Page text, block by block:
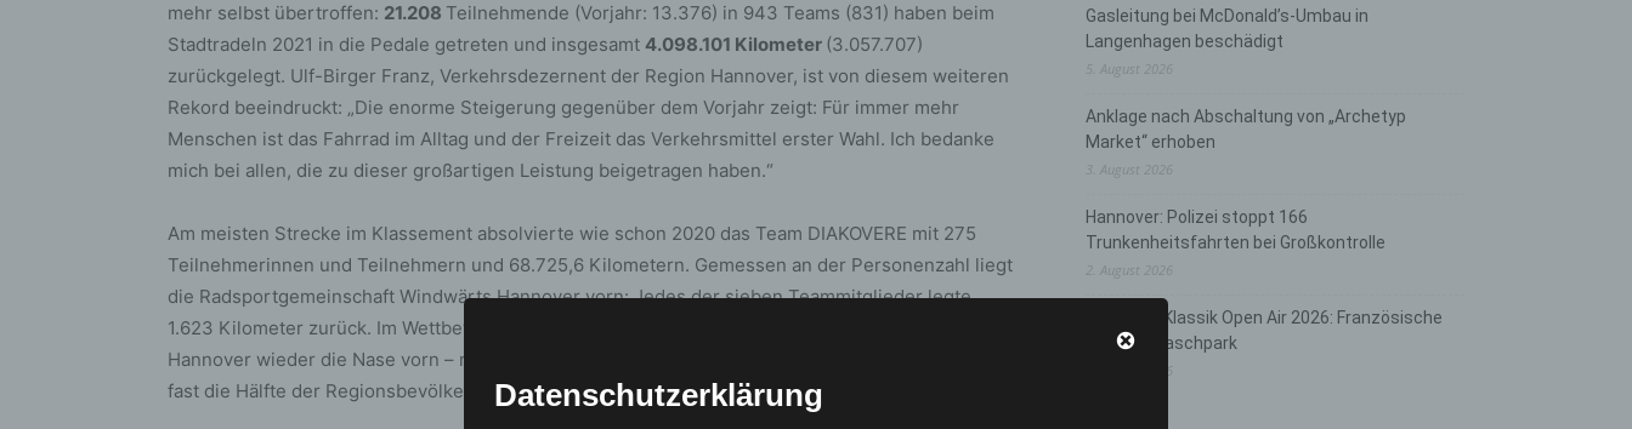
mehr selbst übertroffen: 21.208 Teilnehmende (Vorjahr: 13.376) in 943 Teams (831) haben beim
Stadtradeln 2021 in die Pedale getreten und insgesamt 4.098.101 Kilometer (3.057.707)
zurückgelegt. Ulf-Birger Franz, Verkehrsdezernent der Region Hannover, ist von diesem weiteren
Rekord beeindruckt: „Die enorme Steigerung gegenüber dem Vorjahr zeigt: Für immer mehr
Menschen ist das Fahrrad im Alltag und der Freizeit das Verkehrsmittel erster Wahl. Ich bedanke
mich bei allen, die zu dieser großartigen Leistung beigetragen haben.“
Am meisten Strecke im Klassement absolvierte wie schon 2020 das Team DIAKOVERE mit 275
Teilnehmerinnen und Teilnehmern und 68.725,6 Kilometern. Gemessen an der Personenzahl liegt
die Radsportgemeinschaft Windwärts Hannover vorn: Jedes der sieben Teammitglieder legte
1.623 Kilometer zurück. Im Wettbewerb der Kommunen hatte mit 1.2495.140 Kilometern die Stadt
Hannover wieder die Nase vorn – mit mehr als 500.000 Einwohnerinnen und Einwohnern stellt sie
fast die Hälfte der Regionsbevölkerung.
Gasleitung bei McDonald’s-Umbau in
Langenhagen beschädigt
5. August 2026
Anklage nach Abschaltung von „Archetyp
Market“ erhoben
3. August 2026
Hannover: Polizei stoppt 166
Trunkenheitsfahrten bei Großkontrolle
2. August 2026
Hannover Klassik Open Air 2026: Französische
Oper im Maschpark
Datenschutzerklärung